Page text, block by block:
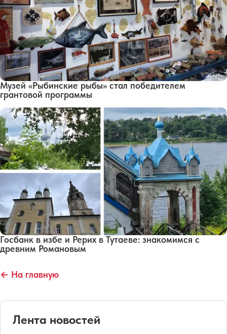
Музей «Рыбинские рыбы» стал победителем
грантовой программы
Госбанк в избе и Рерих в Тутаеве: знакомимся с
древним Романовым
← На главную
Лента новостей